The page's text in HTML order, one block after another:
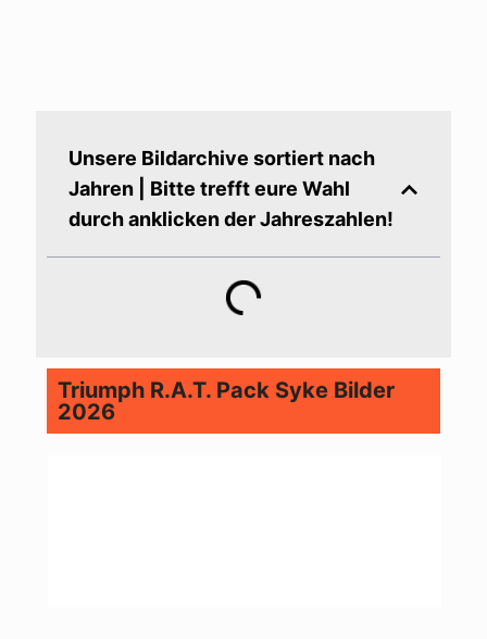
Unsere Bildarchive sortiert nach
Jahren | Bitte trefft eure Wahl
durch anklicken der Jahreszahlen!
Triumph R.A.T. Pack Syke Bilder
2026